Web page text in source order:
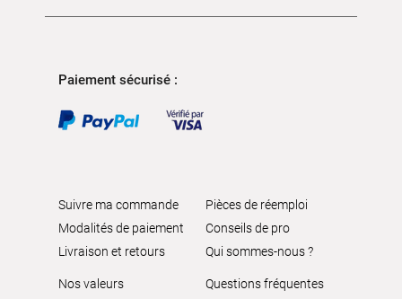
Paiement sécurisé :
Suivre ma commande
Modalités de paiement
Livraison et retours
Pièces de réemploi
Conseils de pro
Qui sommes-nous ?
Nos valeurs
Questions fréquentes